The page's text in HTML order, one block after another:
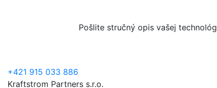
Pošlite stručný opis vašej
+421 915 033 886
Kraftstrom Partners s.r.o.